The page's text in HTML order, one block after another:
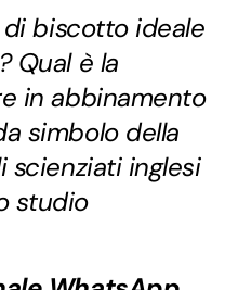
biscotto ideale
Qual è la
in abbinamento
simbolo della
scienziati inglesi
studio